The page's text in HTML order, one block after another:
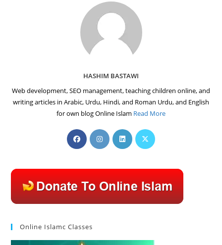
HASHIM BASTAWI
Web development, SEO management, teaching children online, and
writing articles in Arabic, Urdu, Hindi, and Roman Urdu, and English
for own blog Online Islam Read More
Opens
in
tab
Opens
in
tab
Opens
in
tab
Opens
tab
Online Islamc Classes